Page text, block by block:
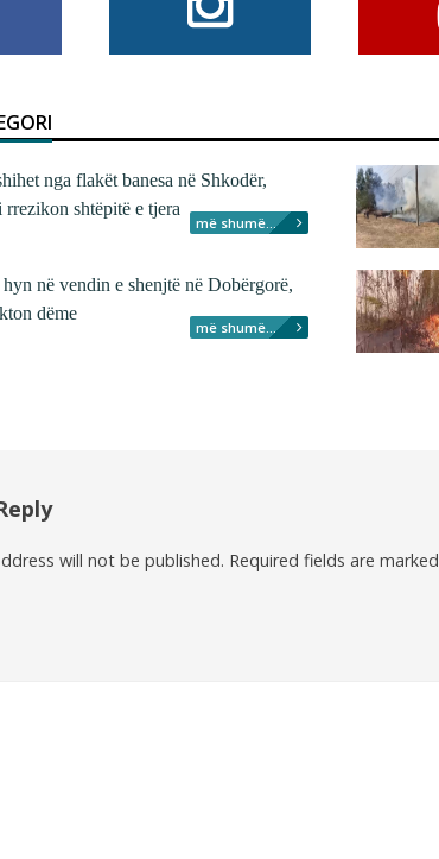
nga flakët banesa në Shkodër,
rrezikon shtëpitë e tjera
më shumë...
në vendin e shenjtë në Dobërgorë,
dëme
më shumë...
will not be published. Required fields are marked